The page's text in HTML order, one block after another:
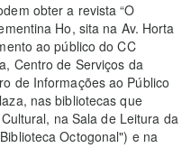
obter a revista “O
Ho, sita na Av. Horta
ao público do CC
Centro de Serviços da
de Informações ao Público
nas bibliotecas que
na Sala de Leitura da
Octogonal") e na